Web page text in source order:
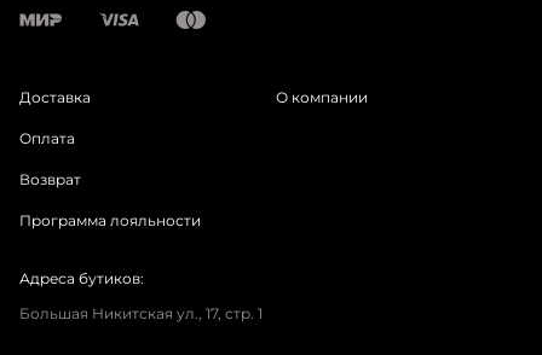
Доставка
Оплата
Возврат
Программа лояльности
О компании
Адреса бутиков:
Большая Никитская ул., 17, стр. 1